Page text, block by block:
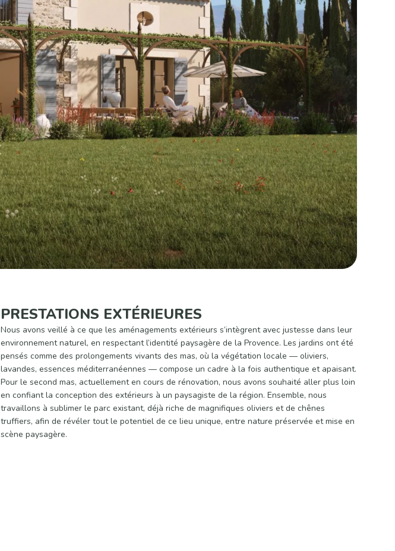
PRESTATIONS EXTÉRIEURES
Nous avons veillé à ce que les aménagements extérieurs s’intègrent avec justesse dans leur
environnement naturel, en respectant l’identité paysagère de la Provence. Les jardins ont été
pensés comme des prolongements vivants des mas, où la végétation locale — oliviers,
lavandes, essences méditerranéennes — compose un cadre à la fois authentique et apaisant.
Pour le second mas, actuellement en cours de rénovation, nous avons souhaité aller plus loin
en confiant la conception des extérieurs à un paysagiste de la région. Ensemble, nous
travaillons à sublimer le parc existant, déjà riche de magnifiques oliviers et de chênes
truffiers, afin de révéler tout le potentiel de ce lieu unique, entre nature préservée et mise en
scène paysagère.